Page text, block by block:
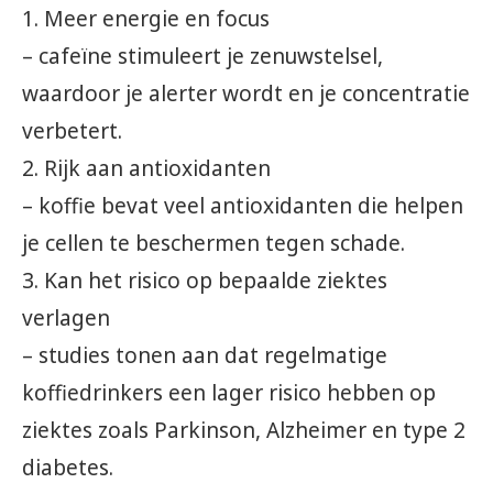
1. Meer energie en focus
– cafeïne stimuleert je zenuwstelsel,
waardoor je alerter wordt en je concentratie
verbetert.
2. Rijk aan antioxidanten
– koffie bevat veel antioxidanten die helpen
je cellen te beschermen tegen schade.
3. Kan het risico op bepaalde ziektes
verlagen
– studies tonen aan dat regelmatige
koffiedrinkers een lager risico hebben op
ziektes zoals Parkinson, Alzheimer en type 2
diabetes.